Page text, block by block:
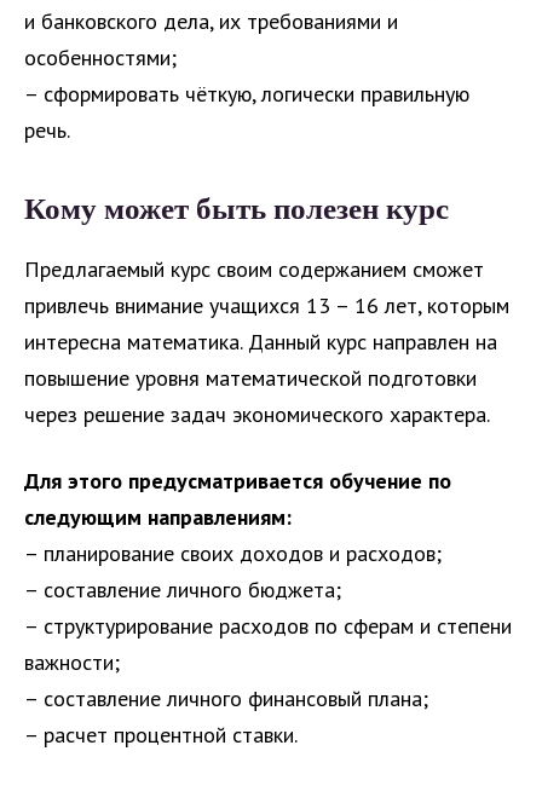
и банковского дела, их требованиями и
особенностями;
– сформировать чёткую, логически правильную
речь.
Кому может быть полезен курс
Предлагаемый курс своим содержанием сможет
привлечь внимание учащихся 13 – 16 лет, которым
интересна математика. Данный курс направлен на
повышение уровня математической подготовки
через решение задач экономического характера.
Для этого предусматривается обучение по
следующим направлениям:
– планирование своих доходов и расходов;
– составление личного бюджета;
– структурирование расходов по сферам и степени
важности;
– составление личного финансовый плана;
– расчет процентной ставки.